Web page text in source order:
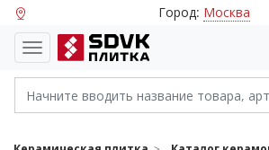
Город: Москва